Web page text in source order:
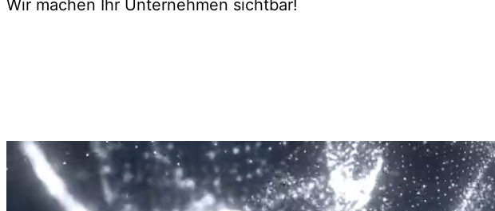
Wir machen Ihr Unternehmen sichtbar!